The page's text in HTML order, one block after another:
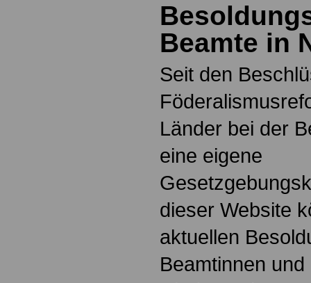
Beamte in
Seit den
Länder bei der
eine eigene
dieser Website
aktuellen
Beamtinnen